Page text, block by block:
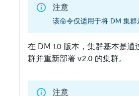
注意
该命令仅适用于将 DM 集群
在 DM 1.0 版本，集群基本是
群并重新部署 v2.0 的集群。
注意